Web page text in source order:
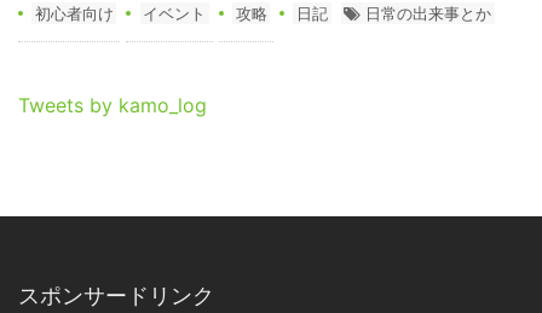
初心者向け イベント 攻略 日記 日常の出来事とか
Tweets by kamo_log
スポンサードリンク